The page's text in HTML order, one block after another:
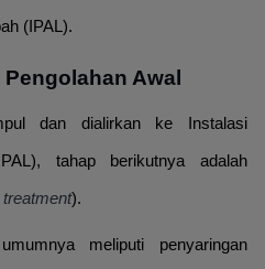
(IPAL).
Awal
dan dialirkan ke Instalasi
tahap berikutnya adalah
).
meliputi penyaringan